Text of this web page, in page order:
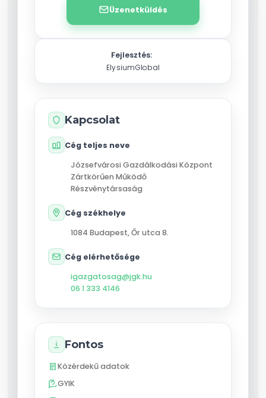
Üzenetküldés
Fejlesztés:
ElysiumGlobal
Kapcsolat
Cég teljes neve
Józsefvárosi Gazdálkodási Központ
Zártkörűen Működő
Részvénytársaság
Cég székhelye
1084 Budapest,Őr utca 8.
Cég elérhetősége
igazgatosag@jgk.hu
06 1 333 4146
Fontos
Közérdekű adatok
GYIK